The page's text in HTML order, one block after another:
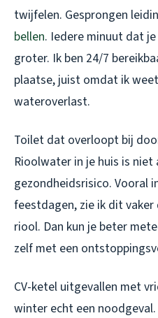
twijfelen. Gesprongen
bellen. Iedere minuut dat
groter. Ik ben 24/7
plaatse, juist omdat ik
wateroverlast.
Toilet dat overloopt bij
Rioolwater in je huis is niet
gezondheidsrisico. Vooral
feestdagen, zie ik dit
riool. Dan kun je beter
zelf met een
CV-ketel uitgevallen met
winter echt een